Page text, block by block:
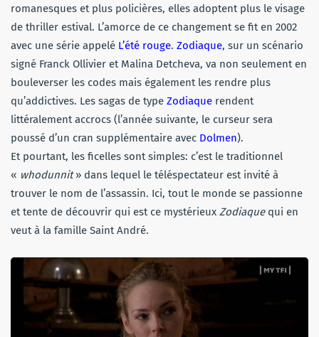
romanesques et plus policières, elles adoptent plus le visage
de thriller estival. L’amorce de ce changement se fit en 2002
avec une série appelé L’été rouge. Zodiaque, sur un scénario
signé Franck Ollivier et Malina Detcheva, va non seulement en
bouleverser les codes mais également les rendre plus
qu’addictives. Les sagas de type Zodiaque rendent
littéralement accrocs (l’année suivante, le curseur sera
poussé d’un cran supplémentaire avec Dolmen).
Et pourtant, les ficelles sont simples: c’est le traditionnel
« whodunnit» dans lequel le téléspectateur est invité à
trouver le nom de l’assassin. Ici, tout le monde se passionne
et tente de découvrir qui est ce mystérieux Zodiaquequi en
veut à la famille Saint André.